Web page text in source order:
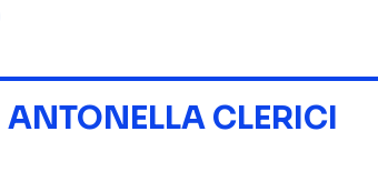
ANTONELLA CLERICI